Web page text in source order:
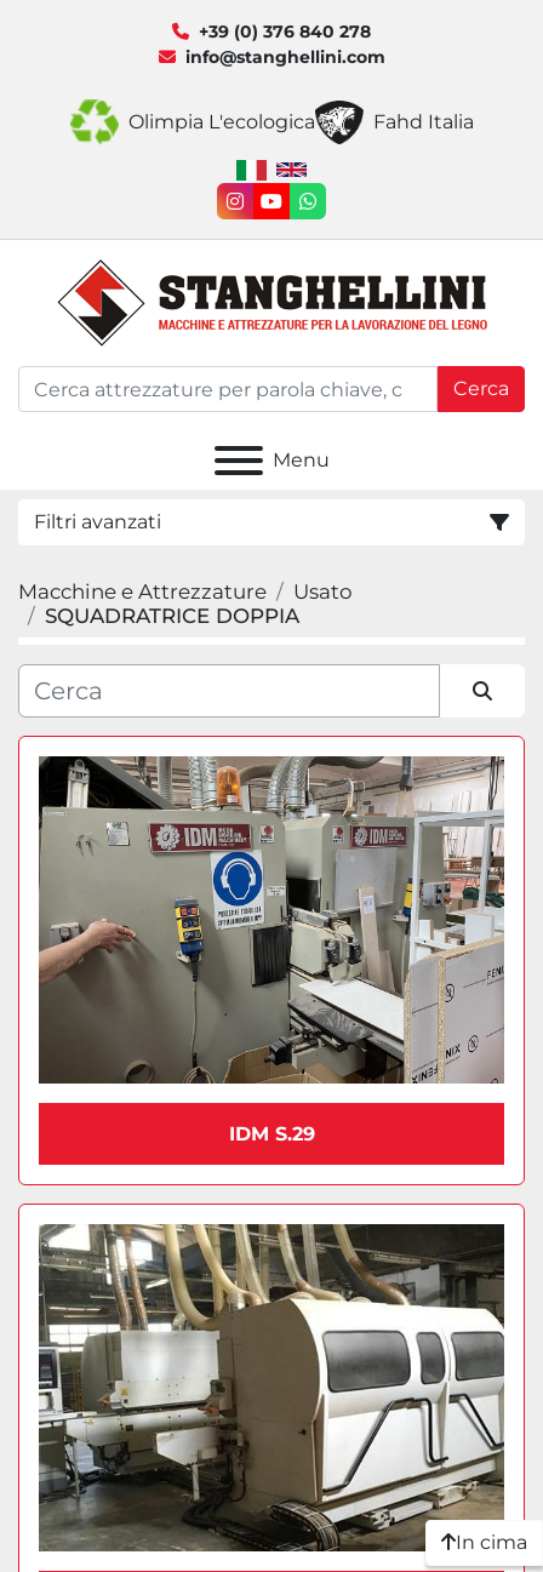
+39 (0) 376 840 278
info@stanghellini.com
Olimpia L'ecologica Fahd Italia
instagram
youtubewhatsapp
Cerca
Menu
Filtri avanzati
Categoria
Produttore
Modello
Macchine e Attrezzature
Usato
SQUADRATRICE DOPPIA
Ordina per
IDM S.29
In cima